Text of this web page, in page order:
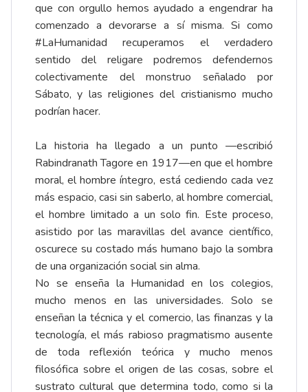
que con orgullo hemos ayudado a engendrar ha
comenzado a devorarse a sí misma. Si como
#LaHumanidad recuperamos el verdadero
sentido del religare podremos defendernos
colectivamente del monstruo señalado por
Sábato, y las religiones del cristianismo mucho
podrían hacer.
La historia ha llegado a un punto —escribió
Rabindranath Tagore en 1917—en que el hombre
moral, el hombre íntegro, está cediendo cada vez
más espacio, casi sin saberlo, al hombre comercial,
el hombre limitado a un solo fin. Este proceso,
asistido por las maravillas del avance científico,
oscurece su costado más humano bajo la sombra
de una organización social sin alma.
No se enseña la Humanidad en los colegios,
mucho menos en las universidades. Solo se
enseñan la técnica y el comercio, las finanzas y la
tecnología, el más rabioso pragmatismo ausente
de toda reflexión teórica y mucho menos
filosófica sobre el origen de las cosas, sobre el
sustrato cultural que determina todo, como si la